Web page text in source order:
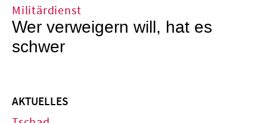
Militärdienst
Wer verweigern will, hat es
schwer
AKTUELLES